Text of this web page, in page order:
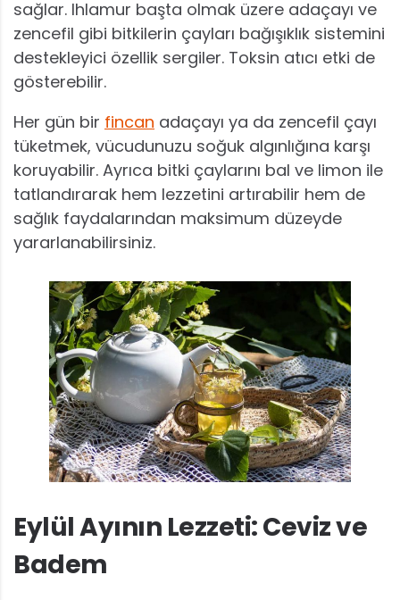
sağlar. Ihlamur başta olmak üzere adaçayı ve
zencefil gibi bitkilerin çayları bağışıklık sistemini
destekleyici özellik sergiler. Toksin atıcı etki de
gösterebilir.
Her gün bir fincan adaçayı ya da zencefil çayı
tüketmek, vücudunuzu soğuk algınlığına karşı
koruyabilir. Ayrıca bitki çaylarını bal ve limon ile
tatlandırarak hem lezzetini artırabilir hem de
sağlık faydalarından maksimum düzeyde
yararlanabilirsiniz.
Eylül Ayının Lezzeti: Ceviz ve
Badem